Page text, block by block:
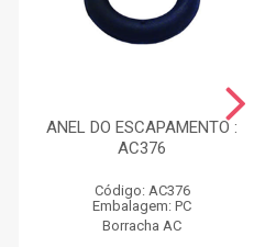
ANEL DO ESCAPAMENTO :
AC376
Código: AC376
Embalagem: PC
Borracha AC